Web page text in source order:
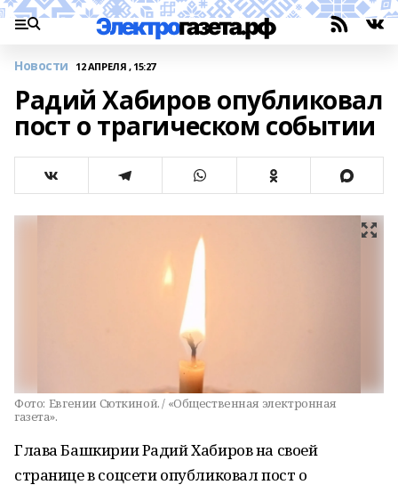
Новости 12 АПРЕЛЯ , 15:27
Радий Хабиров опубликовал
пост о трагическом событии
Фото: Евгении Сюткиной. / «Общественная электронная
газета».
Глава Башкирии Радий Хабиров на своей
странице в соцсети опубликовал пост о